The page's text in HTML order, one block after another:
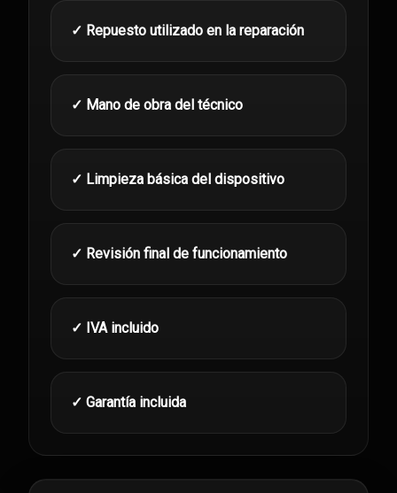
✓ Repuesto utilizado en la reparación
✓ Mano de obra del técnico
✓ Limpieza básica del dispositivo
✓ Revisión final de funcionamiento
✓ IVA incluido
✓ Garantía incluida